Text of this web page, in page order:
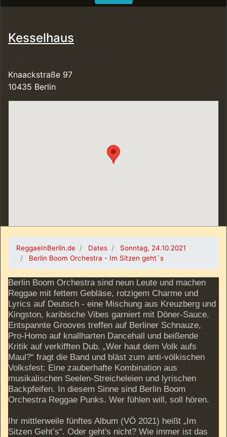
Kesselhaus
Knaackstraße 97
10435 Berlin
ReggaeInBerlin.de Dates
Sonntag, 24.10.2021
Berlin Boom Orchestra - Im Sitzen geht`s
Berlin Boom Orchestra sind neun Leute und machen
Reggae mit fettem Gebläse, rotzigem Charme und
Lyrics auf Deutsch - eine Mischung aus Kreuzberg und
Kingston, karibische Vibes garniert mit Döner-Sauce.
Entspannte Grooves treffen auf Berliner Schnauze,
Pro-Homo auf knallharten Dancehall und beißende
Kritik auf verkifften Dub. „Wer haut dem Volk aufs
Maul?“ fragt die Band und bläst zum anti-völkischen
Volksfest: Eine zauberhafte Kombination aus
musikalischen Seelen-Streicheleien und lyrischen
Backpfeifen. In diesem Sinne sind Berlin Boom
Orchestra Reggae Punks. Wer fühlen will, soll hören.
Ihr mittlerweile fünftes Album (VÖ 2021) heißt „Im
Sitzen Geht’s“. Oder geht's nicht? Wie immer ist das